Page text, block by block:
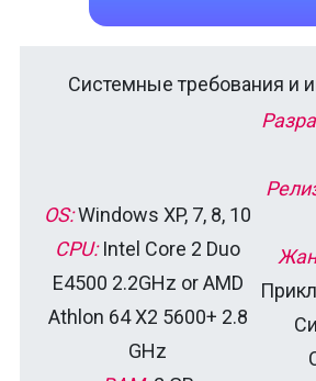
Системные требования и
OS:Windows XP, 7, 8, 10
CPU:Intel Core 2 Duo
E4500 2.2GHz or AMD
Athlon 64 X2 5600+ 2.8
GHz